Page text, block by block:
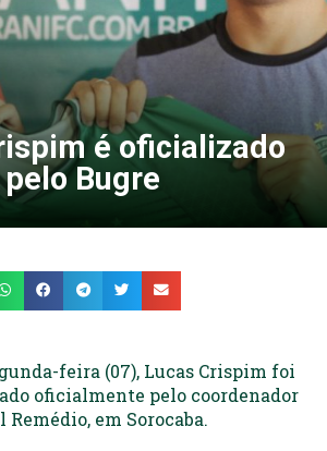
→ Lucas Crispim é oficializado pelo Bugre
é oficializado
pelo Bugre
feira (07), Lucas Crispim foi
oficialmente pelo coordenador
Remédio, em Sorocaba.